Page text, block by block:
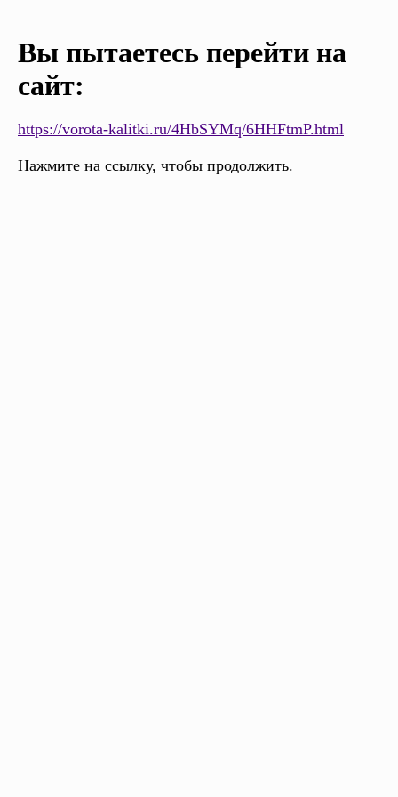
Вы пытаетесь перейти на
сайт:
https://vorota-kalitki.ru/4HbSYMq/6HHFtmP.html
Нажмите на ссылку, чтобы продолжить.